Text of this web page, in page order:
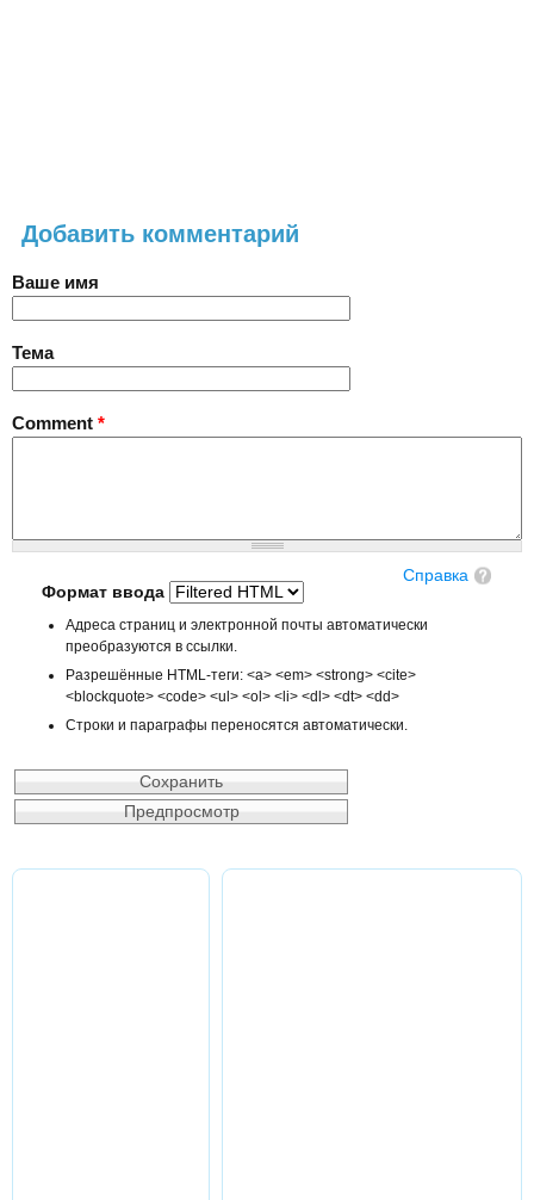
Добавить комментарий
Ваше имя
Тема
Comment *
Справка
Формат ввода
Адреса страниц и электронной почты автоматически
преобразуются в ссылки.
Разрешённые HTML-теги: <a> <em> <strong> <cite>
<blockquote> <code> <ul> <ol> <li> <dl> <dt> <dd>
Строки и параграфы переносятся автоматически.